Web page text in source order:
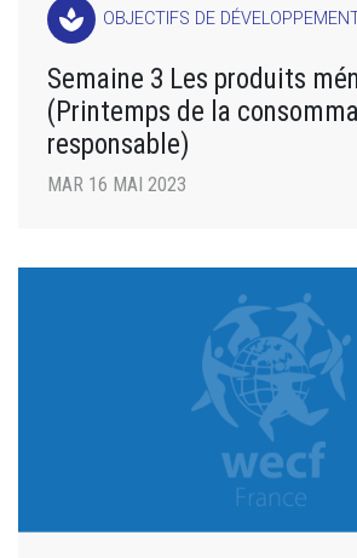
spa OBJECTIFS DE
Semaine 3 Les produits
(Printemps de la
responsable)
MAR 16 MAI 2023